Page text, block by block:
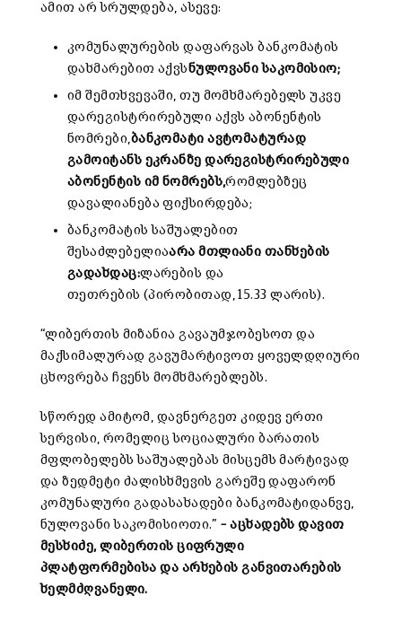
ამით არ სრულდება, ასევე:
კომუნალურების დაფარვას ბანკომატის
დახმარებით აქვსნულოვანი საკომისიო;
იმ შემთხვევაში, თუ მომხმარებელს უკვე
დარეგისტრირებული აქვს აბონენტის
ნომრები,ბანკომატი ავტომატურად
გამოიტანს ეკრანზე დარეგისტრირებული
აბონენტის იმ ნომრებს,რომლებზეც
დავალიანება ფიქსირდება;
ბანკომატის საშუალებით
შესაძლებელიაარა მთლიანი თანხების
გადახდაც:ლარების და
თეთრების (პირობითად, 15.33 ლარის).
“ლიბერთის მიზანია გავაუმჯობესოთ და
მაქსიმალურად გავუმარტივოთ ყოველდღიური
ცხოვრება ჩვენს მომხმარებლებს.
სწორედ ამიტომ, დავნერგეთ კიდევ ერთი
სერვისი, რომელიც სოციალური ბარათის
მფლობელებს საშუალებას მისცემს მარტივად
და ზედმეტი ძალისხმევის გარეშე დაფარონ
კომუნალური გადასახადები ბანკომატიდანვე,
ნულოვანი საკომისიოთი.”– აცხადებს დავით
მესხიძე, ლიბერთის ციფრული
პლატფორმებისა და არხების განვითარების
ხელმძღვანელი.